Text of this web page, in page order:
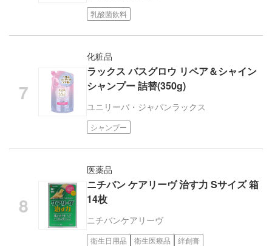
乳酸菌飲料
化粧品
ラックス バスグロウ リペア＆シャイン
シャンプー 詰替(350g)
ユニリーバ・ジャパンラックス
シャンプー
医薬品
ニチバン ケアリーヴ 治す力 Sサイズ 箱
14枚
ニチバンケアリーヴ
衛生日用品 衛生医療品 絆創膏